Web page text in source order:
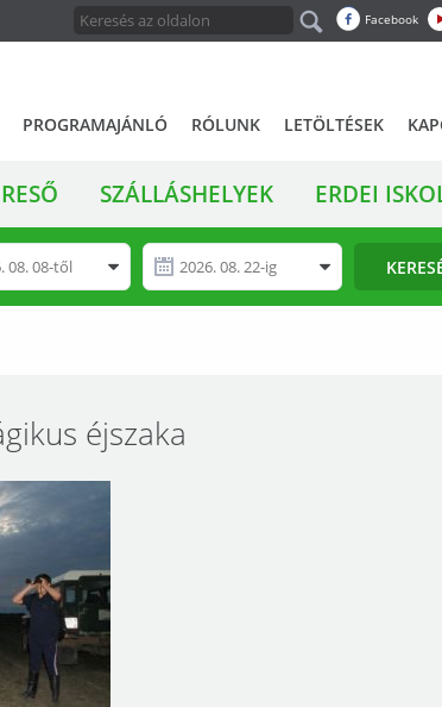
Facebook
PROGRAMAJÁNLÓ RÓLUNK LETÖLTÉSEK
SZÁLLÁSHELYEK ERDEI
éjszaka